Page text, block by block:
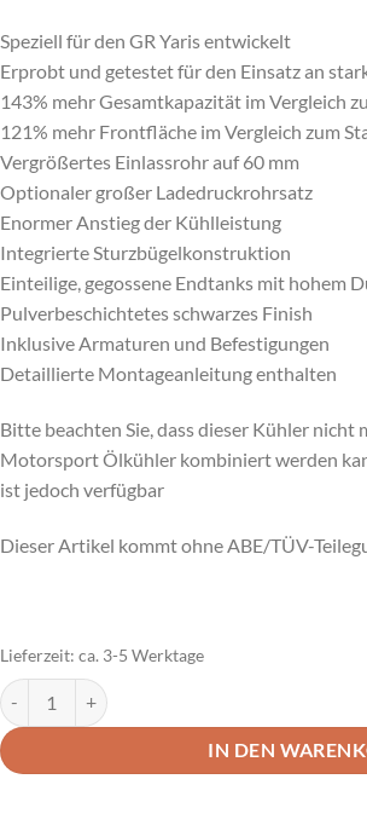
Speziell für den GR Yaris entwickelt
Erprobt und getestet für den Einsatz an
143% mehr Gesamtkapazität im Vergleich
121% mehr Frontfläche im Vergleich zum
Vergrößertes Einlassrohr auf 60 mm
Optionaler großer Ladedruckrohrsatz
Enormer Anstieg der Kühlleistung
Integrierte Sturzbügelkonstruktion
Einteilige, gegossene Endtanks mit hohem
Pulverbeschichtetes schwarzes Finish
Inklusive Armaturen und Befestigungen
Detaillierte Montageanleitung enthalten
Bitte beachten Sie, dass dieser Kühler nicht
Motorsport Ölkühler kombiniert werden
ist jedoch verfügbar
Dieser Artikel kommt ohne ABE/TÜV-
Lieferzeit: ca. 3-5 Werktage
Airtec Ladeluftkühler Stage 3 Toyota GR Yaris
IN DEN